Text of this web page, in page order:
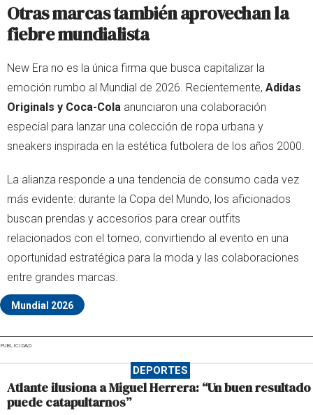
Otras marcas también aprovechan la
fiebre mundialista
New Era no es la única firma que busca capitalizar la
emoción rumbo al Mundial de 2026. Recientemente, Adidas
Originals y Coca-Cola anunciaron una colaboración
especial para lanzar una colección de ropa urbana y
sneakers inspirada en la estética futbolera de los años 2000.
La alianza responde a una tendencia de consumo cada vez
más evidente: durante la Copa del Mundo, los aficionados
buscan prendas y accesorios para crear outfits
relacionados con el torneo, convirtiendo al evento en una
oportunidad estratégica para la moda y las colaboraciones
entre grandes marcas.
Mundial 2026
PUBLICIDAD
DEPORTES
Atlante ilusiona a Miguel Herrera: “Un buen resultado
puede catapultarnos”